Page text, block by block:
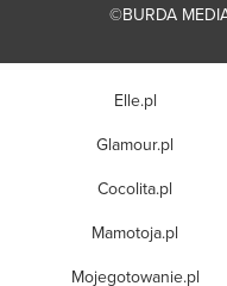
©BURDA
Elle.pl
Glamour.pl
Cocolita.pl
Mamotoja.pl
Mojegotowanie.pl